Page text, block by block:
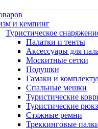
и кемпинг
Туристическое
Палатки и тенты
Аксессуары для
Москитные сетки
Подушки
Гамаки и
Спальные мешки
Туристические
Туристические
Стяжные ремни
Треккинговые